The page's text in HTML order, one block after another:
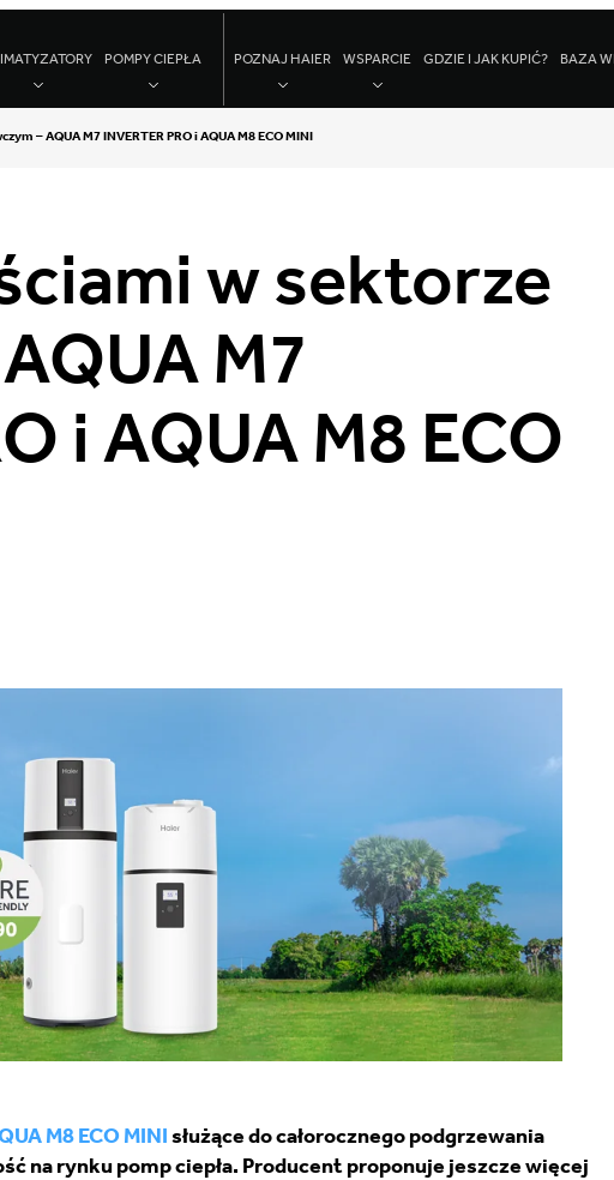
POMPY CIEPŁA POZNAJ HAIER WSPARCIE GDZIE I JAK KUPIĆ? BAZA
– AQUA M7 INVERTER PRO i AQUA M8 ECO MINI
w sektorze
M7
i AQUA M8 ECO
M8 ECO MINIsłużące do całorocznego podgrzewania
na rynku pomp ciepła. Producent proponuje jeszcze więcej